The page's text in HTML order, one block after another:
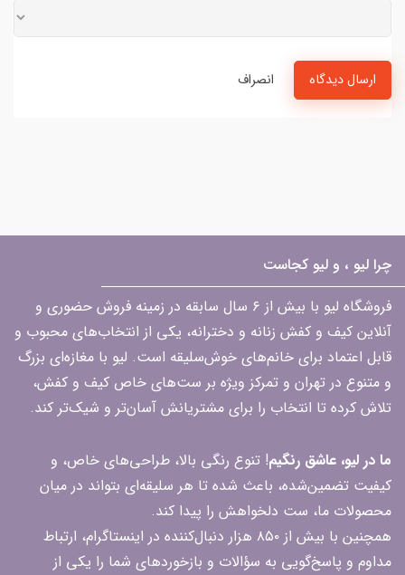
ارسال دیدگاه انصراف
چرا لیو ، و لیو کجاست
فروشگاه لیو با بیش از ۶ سال سابقه در زمینه فروش حضوری و
آنلاین کیف و کفش زنانه و دخترانه، یکی از انتخاب‌های محبوب و
قابل اعتماد برای خانم‌های خوش‌سلیقه است. لیو با مغازه‌ای بزرگ
و متنوع در تهران و تمرکز ویژه بر ست‌های خاص کیف و کفش،
تلاش کرده تا انتخاب را برای مشتریانش آسان‌تر و شیک‌تر کند.
ما در لیو، عاشق رنگیم! تنوع رنگی بالا، طراحی‌های خاص، و
کیفیت تضمین‌شده، باعث شده تا هر سلیقه‌ای بتواند در میان
محصولات ما، ست دلخواهش را پیدا کند.
همچنین با بیش از ۸۵۰ هزار دنبال‌کننده در اینستاگرام، ارتباط
مداوم و پاسخ‌گویی به سؤالات و بازخوردهای شما را یکی از